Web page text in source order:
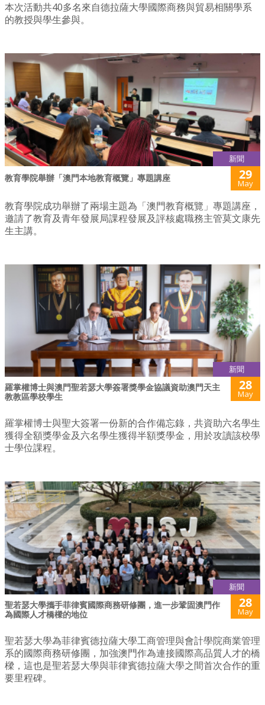
本次活動共40多名來自德拉薩大學國際商務與貿易相關學系
的教授與學生參與。
新聞
教育學院舉辦「澳門本地教育概覽」專題講座 29
May
教育學院成功舉辦了兩場主題為「澳門教育概覽」專題講座，
邀請了教育及青年發展局課程發展及評核處職務主管莫文康先
生主講。
新聞
羅掌權博士與澳門聖若瑟大學簽署獎學金協議資助澳門天主
教教區學校學生
28
May
羅掌權博士與聖大簽署一份新的合作備忘錄，共資助六名學生
獲得全額獎學金及六名學生獲得半額獎學金，用於攻讀該校學
士學位課程。
新聞
聖若瑟大學攜手菲律賓國際商務研修團，進一步鞏固澳門作
為國際人才橋樑的地位
28
May
聖若瑟大學為菲律賓德拉薩大學工商管理與會計學院商業管理
系的國際商務研修團，加強澳門作為連接國際高品質人才的橋
樑，這也是聖若瑟大學與菲律賓德拉薩大學之間首次合作的重
要里程碑。